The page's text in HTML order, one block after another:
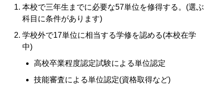
本校で三年生までに必要な57単位を修得する。(選ぶ
科目に条件があります)
学校外で17単位に相当する学修を認める(本校在学
中)
高校卒業程度認定試験による単位認定
技能審査による単位認定(資格取得など)